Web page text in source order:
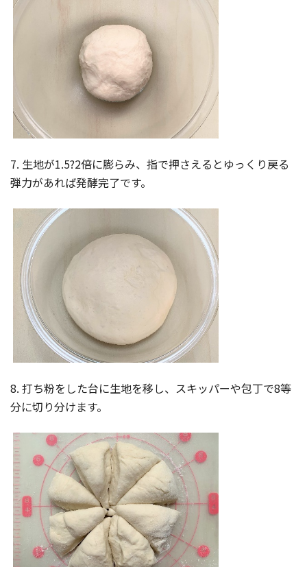
7. 生地が1.5?2倍に膨らみ、指で押さえるとゆっくり戻る
弾力があれば発酵完了です。
8. 打ち粉をした台に生地を移し、スキッパーや包丁で8等
分に切り分けます。